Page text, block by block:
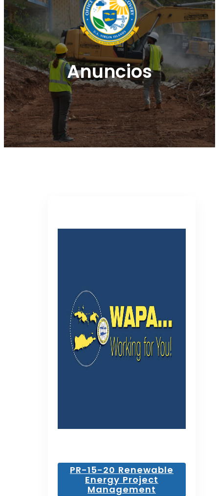
Anuncios
PR-15-20 Renewable
Energy Project
Management